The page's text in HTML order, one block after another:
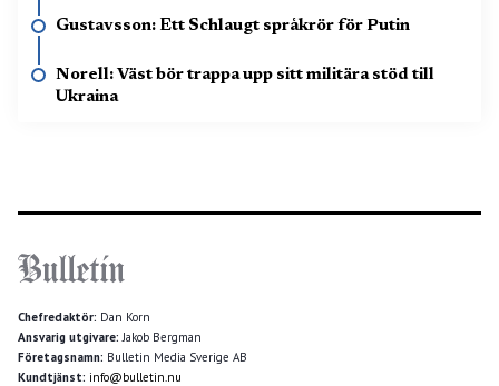
Gustavsson: Ett Schlaugt språkrör för Putin
Norell: Väst bör trappa upp sitt militära stöd till
Ukraina
Chefredaktör: Dan Korn
Ansvarig utgivare:Jakob Bergman
Företagsnamn: Bulletin Media Sverige AB
Kundtjänst: info@bulletin.nu